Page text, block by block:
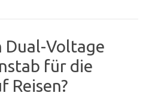
Dual-Voltage
für die
Reisen?